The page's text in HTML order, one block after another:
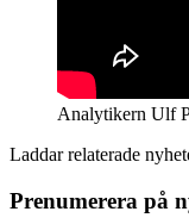
Analytikern Ulf
Laddar relaterade
Prenumerera på